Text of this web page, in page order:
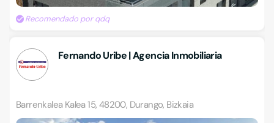
Recomendado por qdq
Fernando Uribe | Agencia Inmobiliaria
Barrenkalea Kalea 15, 48200, Durango, Bizkaia